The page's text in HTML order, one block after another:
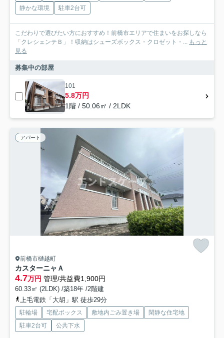
静かな環境
駐車2台可
こだわりで選びたい方におすすめ！前橋市エリアで住まいをお探しなら
「クレシェンテＢ」！収納はシューズボックス・クロゼット・... もっと
見る
募集中の部屋
101
5.8万円
1階 / 50.06㎡ / 2LDK
アパート
前橋市樋越町
カスターニャＡ
4.7万円 管理/共益費1,900円
60.33㎡ (2LDK) /築18年 /2階建
上毛電鉄「大胡」駅 徒歩29分
駐輪場 宅配ボックス 敷地内ごみ置き場
閑静な住宅地
駐車2台可
公共下水